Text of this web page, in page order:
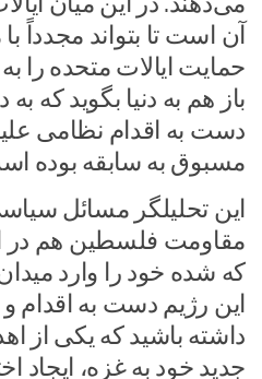
آن است تا بتواند مجدداً
حمایت ایالات متحده را
باز هم به دنیا بگوید که
دست به اقدام نظامی
مسبوق به سابقه بوده
این تحلیلگر مسائل
مقاومت فلسطین هم در
که شده خود را وارد
این رژیم دست به اقدام
داشته باشید که یکی از
جدید خود به غزه، ایجاد